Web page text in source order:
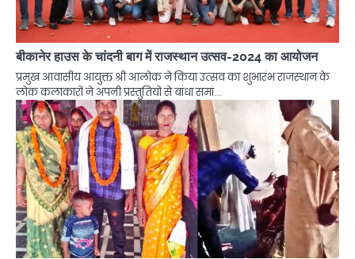
बीकानेर हाउस के चांदनी बाग में राजस्थान उत्सव-2024 का आयोजन
प्रमुख आवासीय आयुक्त श्री आलोक ने किया उत्सव का शुभारंभ राजस्थान के
लोक कलाकारों ने अपनी प्रस्तुतियों से बांधा समां…